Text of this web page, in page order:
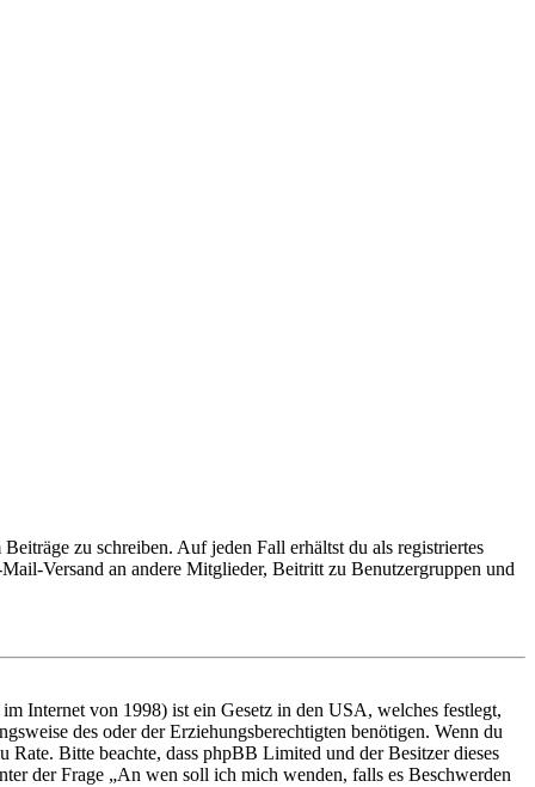
zu schreiben. Auf jeden Fall erhältst du als registriertes
Versand an andere Mitglieder, Beitritt zu Benutzergruppen und
Internet von 1998) ist ein Gesetz in den USA, welches festlegt,
des oder der Erziehungsberechtigten benötigen. Wenn du
Bitte beachte, dass phpBB Limited und der Besitzer dieses
der Frage „An wen soll ich mich wenden, falls es Beschwerden